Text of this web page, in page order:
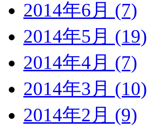
2014年6月 (7)
2014年5月 (19)
2014年4月 (7)
2014年3月 (10)
2014年2月 (9)